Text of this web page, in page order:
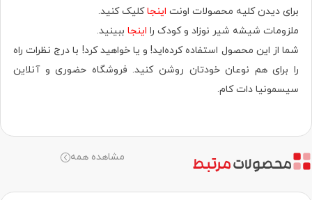
برای دیدن کلیه محصولات اونت اینجاکلیک کنید.
ملزومات شیشه شیر نوزاد و کودک را اینجا ببینید.
شما از این محصول استفاده کرده‌اید! و یا خواهید کرد! با درج نظرات راه
را برای هم نوعان خودتان روشن کنید. فروشگاه حضوری‌ و آنلاین
سیسمونیا دات کام.
محصولاتمرتبط مشاهده همه